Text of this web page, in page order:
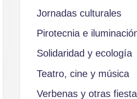
Jornadas culturales
Pirotecnia e
Solidaridad y ecología
Teatro, cine y música
Verbenas y otras